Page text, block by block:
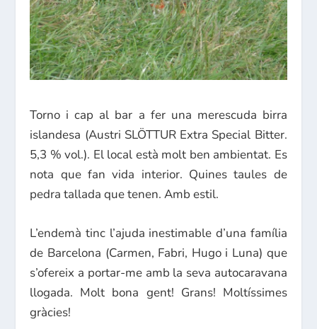
Torno i cap al bar a fer una merescuda birra
islandesa (Austri SLÖTTUR Extra Special Bitter.
5,3 % vol.). El local està molt ben ambientat. Es
nota que fan vida interior. Quines taules de
pedra tallada que tenen. Amb estil.
L’endemà tinc l’ajuda inestimable d’una família
de Barcelona (Carmen, Fabri, Hugo i Luna) que
s’ofereix a portar-me amb la seva autocaravana
llogada. Molt bona gent! Grans! Moltíssimes
gràcies!